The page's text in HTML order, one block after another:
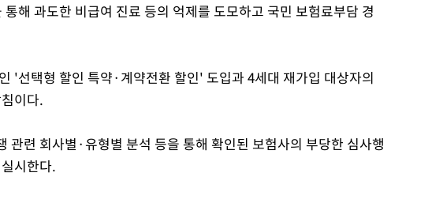
해 과도한 비급여 진료 등의 억제를 도모하고 국민 보험료부담 경
'선택형 할인 특약·계약전환 할인' 도입과 4세대 재가입 대상자의
이다.
관련 회사별·유형별 분석 등을 통해 확인된 보험사의 부당한 심사행
시한다.